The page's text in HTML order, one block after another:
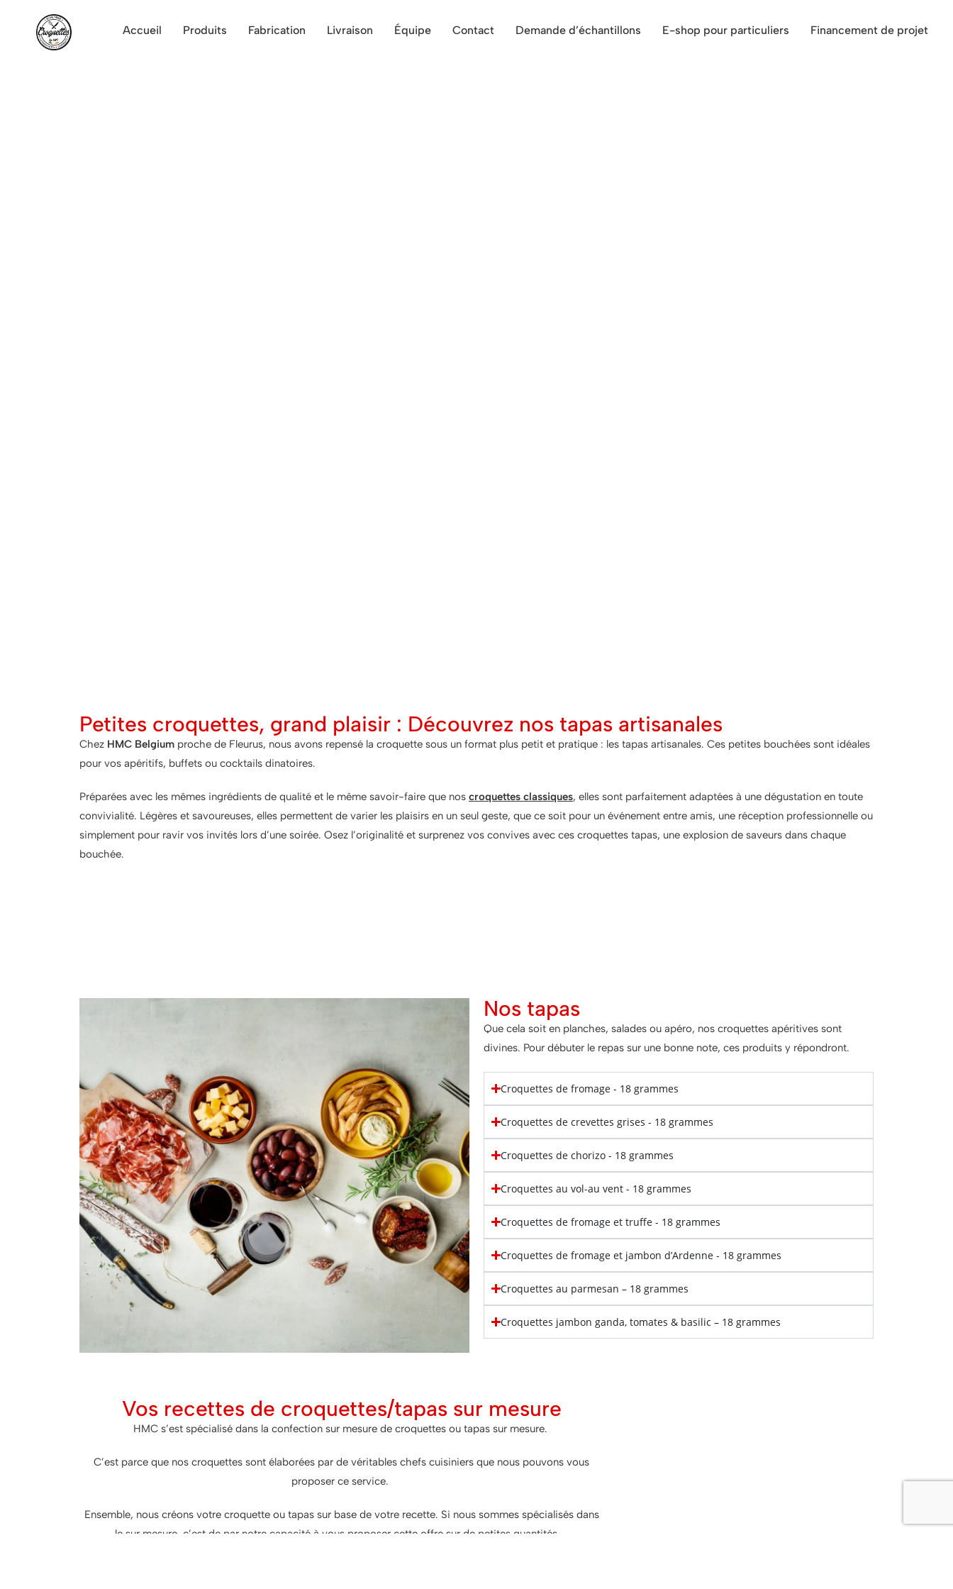
Accueil Produits Fabrication Livraison Équipe Contact Demande d’échantillons E-shop pour particuliers Financement de projet
Petites croquettes, grand plaisir : Découvrez nos tapas artisanales
Chez HMC Belgium proche de Fleurus, nous avons repensé la croquette sous un format plus petit et pratique : les tapas artisanales. Ces petites bouchées sont idéales
pour vos apéritifs, buffets ou cocktails dinatoires.
Préparées avec les mêmes ingrédients de qualité et le même savoir-faire que nos croquettes classiques, elles sont parfaitement adaptées à une dégustation en toute
convivialité. Légères et savoureuses, elles permettent de varier les plaisirs en un seul geste, que ce soit pour un événement entre amis, une réception professionnelle ou
simplement pour ravir vos invités lors d’une soirée. Osez l’originalité et surprenez vos convives avec ces croquettes tapas, une explosion de saveurs dans chaque
bouchée.
Nos tapas
Que cela soit en planches, salades ou apéro, nos croquettes apéritives sont
divines. Pour débuter le repas sur une bonne note, ces produits y répondront.
Croquettes de fromage - 18 grammes
Croquettes de crevettes grises - 18 grammes
Croquettes de chorizo - 18 grammes
Croquettes au vol-au vent - 18 grammes
Croquettes de fromage et truffe - 18 grammes
Croquettes de fromage et jambon d’Ardenne - 18 grammes
Croquettes au parmesan – 18 grammes
Croquettes jambon ganda, tomates & basilic – 18 grammes
Vos recettes de croquettes/tapas sur mesure
HMC s’est spécialisé dans la confection sur mesure de croquettes ou tapas sur mesure.
C’est parce que nos croquettes sont élaborées par de véritables chefs cuisiniers que nous pouvons vous
proposer ce service.
Ensemble, nous créons votre croquette ou tapas sur base de votre recette. Si nous sommes spécialisés dans
le sur mesure, c’est de par notre capacité à vous proposer cette offre sur de petites quantités. ..